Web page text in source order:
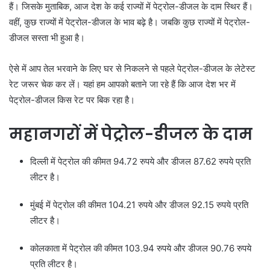
हैं। जिसके मुताबिक, आज देश के कई राज्यों में पेट्रोल-डीजल के दाम स्थिर हैं।
वहीं, कुछ राज्यों में पेट्रोल-डीजल के भाव बढ़े है। जबकि कुछ राज्यों में पेट्रोल-
डीजल सस्ता भी हुआ है।
ऐसे में आप तेल भरवाने के लिए घर से निकलने से पहले पेट्रोल-डीजल के लेटेस्ट
रेट जरूर चेक कर लें। यहां हम आपको बताने जा रहे हैं कि आज देश भर में
पेट्रोल-डीजल किस रेट पर बिक रहा है।
महानगरों में पेट्रोल-डीजल के दाम
दिल्ली में पेट्रोल की कीमत 94.72 रुपये और डीजल 87.62 रुपये प्रति
लीटर है।
मुंबई में पेट्रोल की कीमत 104.21 रुपये और डीजल 92.15 रुपये प्रति
लीटर है।
कोलकाता में पेट्रोल की कीमत 103.94 रुपये और डीजल 90.76 रुपये
प्रति लीटर है।